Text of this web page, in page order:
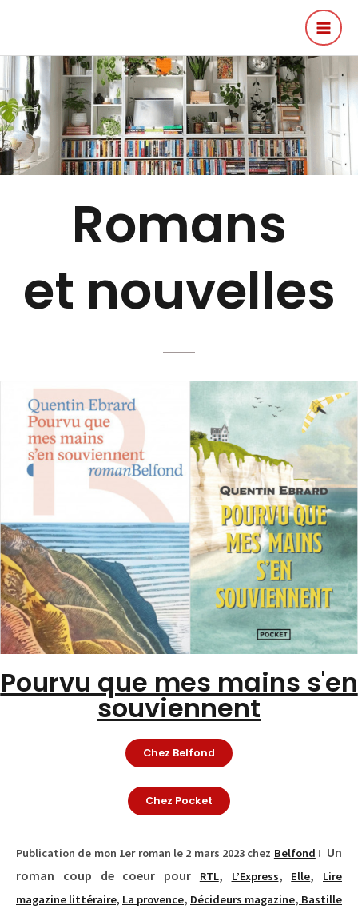
Romans
et nouvelles
Pourvu que mes mains s'en
souviennent
Chez Belfond
Chez Pocket
Publication de mon 1er roman le 2 mars 2023 chez Belfond ! Un
roman coup de coeur pour
RTL, L’Express, Elle,
Lire
magazine littéraire, La provence, Décideurs magazine, Bastille